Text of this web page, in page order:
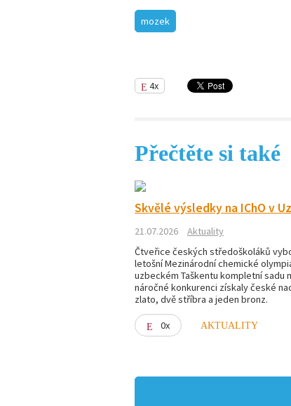
mozek
4x
Přečtěte si také
Skvělé výsledky na IChO v
21.07.2026
Aktuality
Čtveřice českých středoškoláků
letošní Mezinárodní chemické
uzbeckém Taškentu kompletní sadu
náročné konkurenci získaly české
zlato, dvě stříbra a jeden bronz.
0x AKTUALITY